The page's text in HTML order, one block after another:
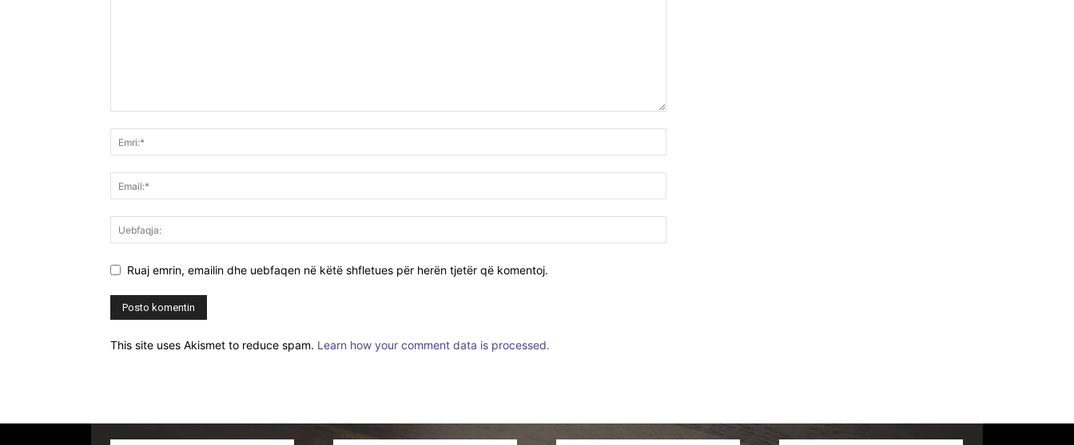
Ruaj emrin, emailin dhe uebfaqen në këtë shfletues për herën tjetër që komentoj.
This site uses Akismet to reduce spam. Learn how your comment data is processed.